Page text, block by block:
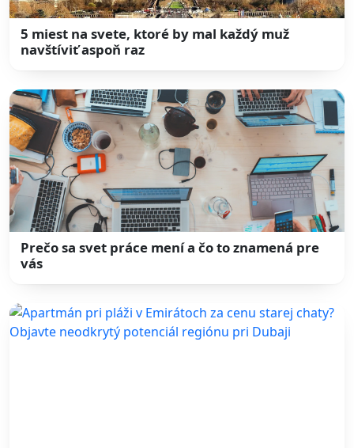
5 miest na svete, ktoré by mal každý muž
navštíviť aspoň raz
Prečo sa svet práce mení a čo to znamená pre
vás